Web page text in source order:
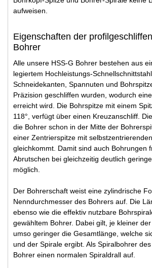
aufweisen.
Eigenschaften der
Bohrer
Alle unsere HSS-G Bohrer bestehen aus
legiertem Hochleistungs-
Schneidekanten, Spannuten und
Präzision geschliffen wurden, wodurch
erreicht wird. Die Bohrspitze mit einem
118°, verfügt über einen Kreuzanschliff.
die Bohrer schon in der Mitte der
einer Zentrierspitze mit
gleichkommt. Damit sind auch Bohrungen
Abrutschen bei gleichzeitig deutlich
möglich.
Der Bohrerschaft weist eine zylindrische
Nenndurchmesser des Bohrers auf. Die
ebenso wie die effektiv nutzbare
gewähltem Bohrer. Dabei gilt, je kleiner der
umso geringer die Gesamtlänge, welche
und der Spirale ergibt. Als Spiralbohrer
Bohrer einen normalen Spiraldrall auf.